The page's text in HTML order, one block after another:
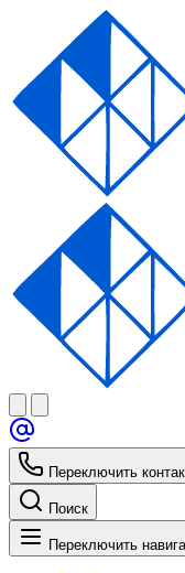
Переключить
Поиск
Переключить